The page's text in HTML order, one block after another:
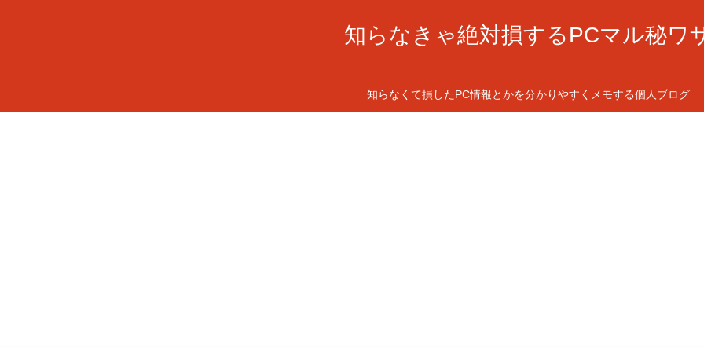
知らなきゃ絶対損するPCマル秘ワ
知らなくて損したPC情報とかを分かりやすくメモする個人ブログ